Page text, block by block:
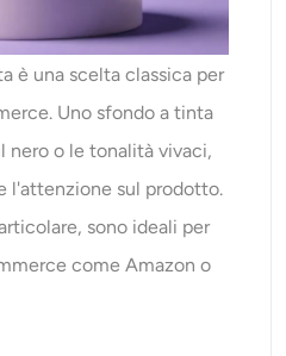
è una scelta classica per
Uno sfondo a tinta
nero o le tonalità vivaci,
l'attenzione sul prodotto.
sono ideali per
come Amazon o